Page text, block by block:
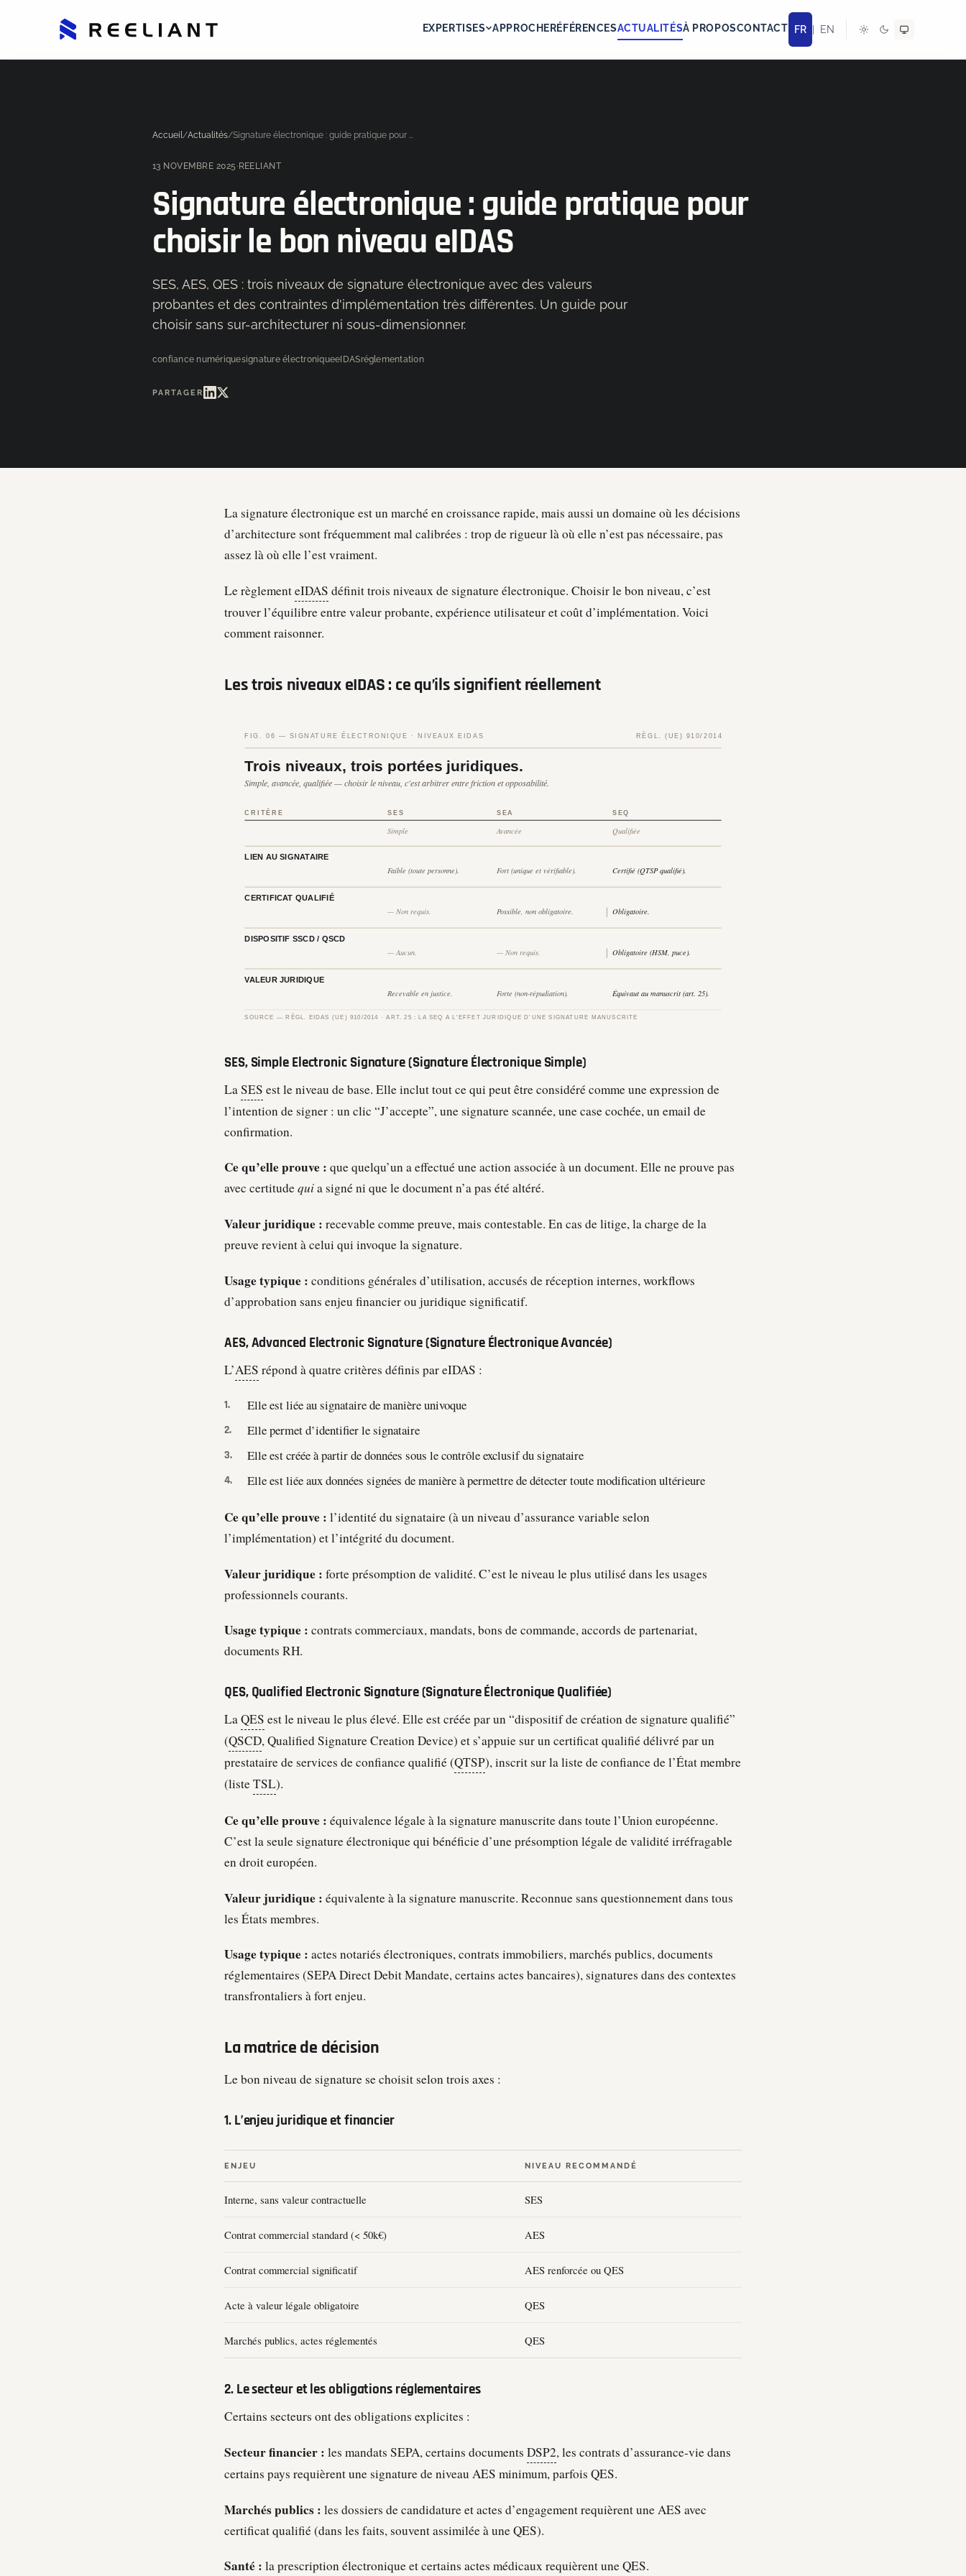
EXPERTISES APPROCHE RÉFÉRENCESACTUALITÉSÀ PROPOSCONTACT FR EN
Accueil/Actualités/ Signature électronique : guide pratique pour choisir le bon niveau eIDAS
13 NOVEMBRE 2025·REELIANT
Signature électronique : guide pratique pour
choisir le bon niveau eIDAS
SES, AES, QES : trois niveaux de signature électronique avec des valeurs
probantes et des contraintes d'implémentation très différentes. Un guide pour
choisir sans sur-architecturer ni sous-dimensionner.
confiance numériquesignature électroniqueeIDASréglementation
PARTAGER
La signature électronique est un marché en croissance rapide, mais aussi un domaine où les décisions
d’architecture sont fréquemment mal calibrées : trop de rigueur là où elle n’est pas nécessaire, pas
assez là où elle l’est vraiment.
Le règlementeIDAS définit trois niveaux de signature électronique. Choisir le bon niveau, c’est
trouver l’équilibre entre valeur probante, expérience utilisateur et coût d’implémentation. Voici
comment raisonner.
Les trois niveaux eIDAS : ce qu’ils signifient réellement
SES, Simple Electronic Signature (Signature Électronique Simple)
LaSES est le niveau de base. Elle inclut tout ce qui peut être considéré comme une expression de
l’intention de signer : un clic “J’accepte”, une signature scannée, une case cochée, un email de
confirmation.
Ce qu’elle prouve : que quelqu’un a effectué une action associée à un document. Elle ne prouve pas
avec certitudequia signé ni que le document n’a pas été altéré.
Valeur juridique : recevable comme preuve, mais contestable. En cas de litige, la charge de la
preuve revient à celui qui invoque la signature.
Usage typique : conditions générales d’utilisation, accusés de réception internes, workflows
d’approbation sans enjeu financier ou juridique significatif.
AES, Advanced Electronic Signature (Signature Électronique Avancée)
L’AES répond à quatre critères définis par eIDAS :
Elle est liée au signataire de manière univoque
Elle permet d’identifier le signataire
Elle est créée à partir de données sous le contrôle exclusif du signataire
Elle est liée aux données signées de manière à permettre de détecter toute modification ultérieure
Ce qu’elle prouve : l’identité du signataire (à un niveau d’assurance variable selon
l’implémentation) et l’intégrité du document.
Valeur juridique : forte présomption de validité. C’est le niveau le plus utilisé dans les usages
professionnels courants.
Usage typique : contrats commerciaux, mandats, bons de commande, accords de partenariat,
documents RH.
QES, Qualified Electronic Signature (Signature Électronique Qualifiée)
LaQES est le niveau le plus élevé. Elle est créée par un “dispositif de création de signature qualifié”
(QSCD, Qualified Signature Creation Device) et s’appuie sur un certificat qualifié délivré par un
prestataire de services de confiance qualifié (QTSP), inscrit sur la liste de confiance de l’État membre
(listeTSL).
Ce qu’elle prouve : équivalence légale à la signature manuscrite dans toute l’Union européenne.
C’est la seule signature électronique qui bénéficie d’une présomption légale de validité irréfragable
en droit européen.
Valeur juridique : équivalente à la signature manuscrite. Reconnue sans questionnement dans tous
les États membres.
Usage typique : actes notariés électroniques, contrats immobiliers, marchés publics, documents
réglementaires (SEPA Direct Debit Mandate, certains actes bancaires), signatures dans des contextes
transfrontaliers à fort enjeu.
La matrice de décision
Le bon niveau de signature se choisit selon trois axes :
1. L’enjeu juridique et financier
ENJEU NIVEAU RECOMMANDÉ
Interne, sans valeur contractuelle SES
Contrat commercial standard (< 50k€) AES
Contrat commercial significatif AES renforcée ou QES
Acte à valeur légale obligatoire QES
Marchés publics, actes réglementés QES
2. Le secteur et les obligations réglementaires
Certains secteurs ont des obligations explicites :
Secteur financier : les mandats SEPA, certains documents DSP2, les contrats d’assurance-vie dans
certains pays requièrent une signature de niveau AES minimum, parfois QES.
Marchés publics : les dossiers de candidature et actes d’engagement requièrent une AES avec
certificat qualifié (dans les faits, souvent assimilée à une QES).
Santé : la prescription électronique et certains actes médicaux requièrent une QES.